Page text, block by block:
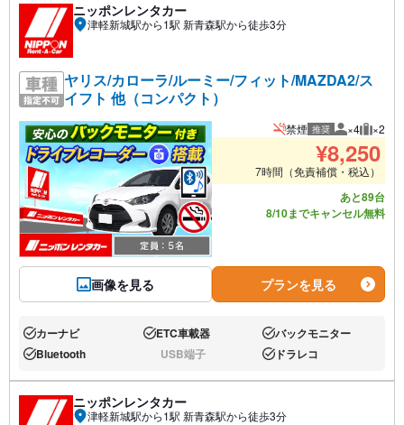
ニッポンレンタカー
津軽新城駅から1駅 新青森駅から徒歩3分
ヤリス/カローラ/ルーミー/フィット/MAZDA2/ス
イフト 他（コンパクト）
画像を見る
禁煙 推奨 推奨人数
×4 推奨
×2
¥8,250
7時間（免責補償・税込）
あと89台
8/10までキャンセル無料
プランを見る
あり:カーナビ あり:ETC車載器 あり:バックモニター
あり:Bluetooth なし:USB端子 あり:ドラレコ
ニッポンレンタカー
津軽新城駅から1駅 新青森駅から徒歩3分